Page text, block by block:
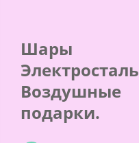
Шары
Электросталь
Воздушные
подарки.